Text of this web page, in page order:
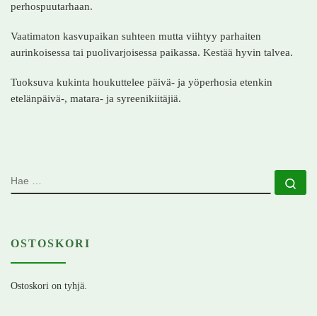
perhospuutarhaan.
Vaatimaton kasvupaikan suhteen mutta viihtyy parhaiten
aurinkoisessa tai puolivarjoisessa paikassa. Kestää hyvin talvea.
Tuoksuva kukinta houkuttelee päivä- ja yöperhosia etenkin
etelänpäivä-, matara- ja syreenikiitäjiä.
HAE
OSTOSKORI
Ostoskori on tyhjä.